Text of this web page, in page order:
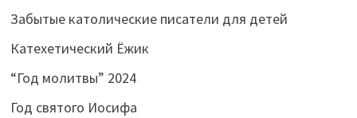
Забытые католические писатели для детей
Катехетический Ёжик
“Год молитвы” 2024
Год святого Иосифа